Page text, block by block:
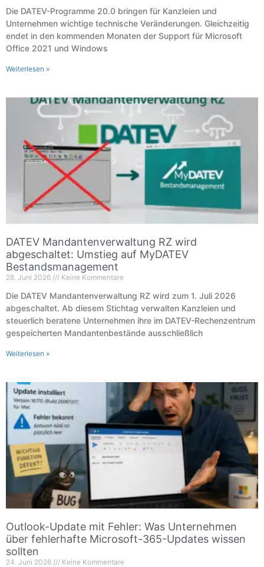
Die DATEV-Programme 20.0 bringen für Kanzleien und
Unternehmen wichtige technische Veränderungen. Gleichzeitig
endet in den kommenden Monaten der Support für Microsoft
Office 2021 und Windows
Weiterlesen »
DATEV Mandantenverwaltung RZ wird
abgeschaltet: Umstieg auf MyDATEV
Bestandsmanagement
28. Juni 2026 Keine Kommentare
Die DATEV Mandantenverwaltung RZ wird zum 1. Juli 2026
abgeschaltet. Ab diesem Stichtag verwalten Kanzleien und
steuerlich beratene Unternehmen ihre im DATEV-Rechenzentrum
gespeicherten Mandantenbestände ausschließlich
Weiterlesen »
Outlook-Update mit Fehler: Was Unternehmen
über fehlerhafte Microsoft-365-Updates wissen
sollten
24. Juni 2026 Keine Kommentare